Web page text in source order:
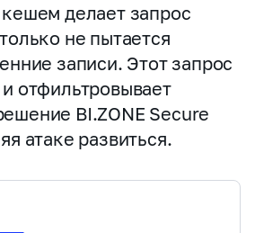
делает запрос
не пытается
записи. Этот запрос
отфильтровывает
BI.ZONE Secure
атаке развиться.